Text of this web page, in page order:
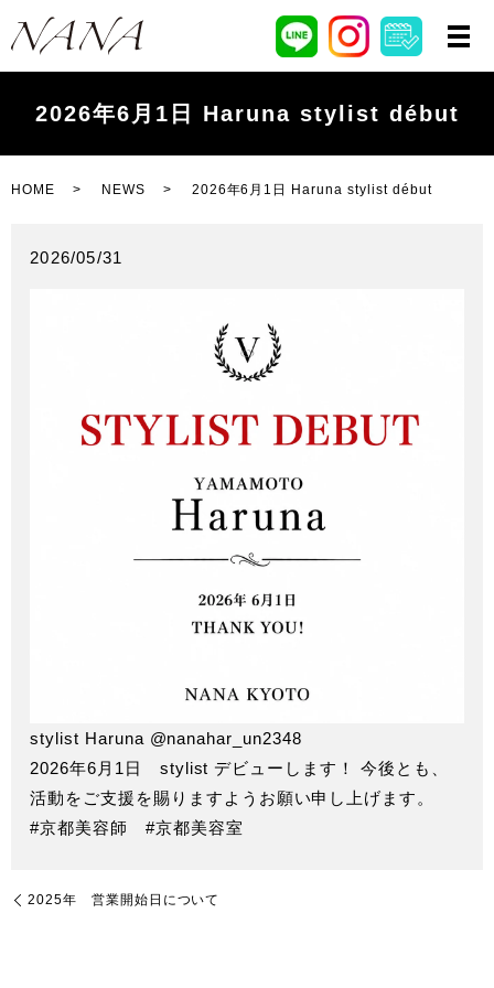
2026年6月1日 Haruna stylist début
HOME NEWS 2026年6月1日 Haruna stylist début
2026/05/31
stylist Haruna @nanahar_un2348
2026年6月1日 stylist デビューします！ 今後とも、
活動をご支援を賜りますようお願い申し上げます。
#京都美容師 #京都美容室
2025年 営業開始日について